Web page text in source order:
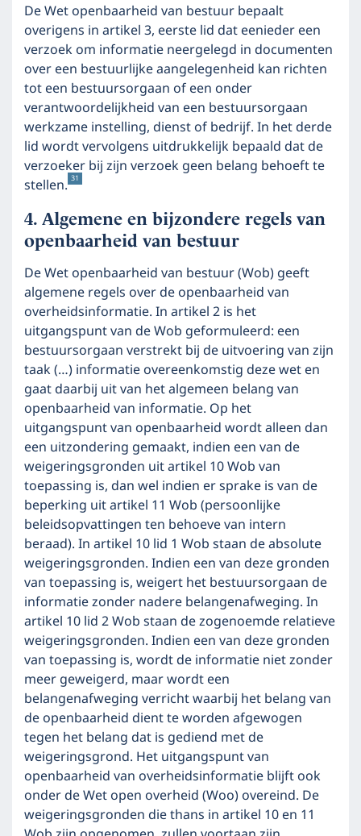
De Wet openbaarheid van bestuur bepaalt
overigens in artikel 3, eerste lid dat eenieder een
verzoek om informatie neergelegd in documenten
over een bestuurlijke aangelegenheid kan richten
tot een bestuursorgaan of een onder
verantwoordelijkheid van een bestuursorgaan
werkzame instelling, dienst of bedrijf. In het derde
lid wordt vervolgens uitdrukkelijk bepaald dat de
verzoeker bij zijn verzoek geen belang behoeft te
stellen. 31
Algemene en bijzondere regels van
openbaarheid van bestuur
De Wet openbaarheid van bestuur (Wob) geeft
algemene regels over de openbaarheid van
overheidsinformatie. In artikel 2 is het
uitgangspunt van de Wob geformuleerd: een
bestuursorgaan verstrekt bij de uitvoering van zijn
taak (…) informatie overeenkomstig deze wet en
gaat daarbij uit van het algemeen belang van
openbaarheid van informatie. Op het
uitgangspunt van openbaarheid wordt alleen dan
een uitzondering gemaakt, indien een van de
weigeringsgronden uit artikel 10 Wob van
toepassing is, dan wel indien er sprake is van de
beperking uit artikel 11 Wob (persoonlijke
beleidsopvattingen ten behoeve van intern
beraad). In artikel 10 lid 1 Wob staan de absolute
weigeringsgronden. Indien een van deze gronden
van toepassing is, weigert het bestuursorgaan de
informatie zonder nadere belangenafweging. In
artikel 10 lid 2 Wob staan de zogenoemde relatieve
weigeringsgronden. Indien een van deze gronden
van toepassing is, wordt de informatie niet zonder
meer geweigerd, maar wordt een
belangenafweging verricht waarbij het belang van
de openbaarheid dient te worden afgewogen
tegen het belang dat is gediend met de
weigeringsgrond. Het uitgangspunt van
openbaarheid van overheidsinformatie blijft ook
onder de Wet open overheid (Woo) overeind. De
weigeringsgronden die thans in artikel 10 en 11